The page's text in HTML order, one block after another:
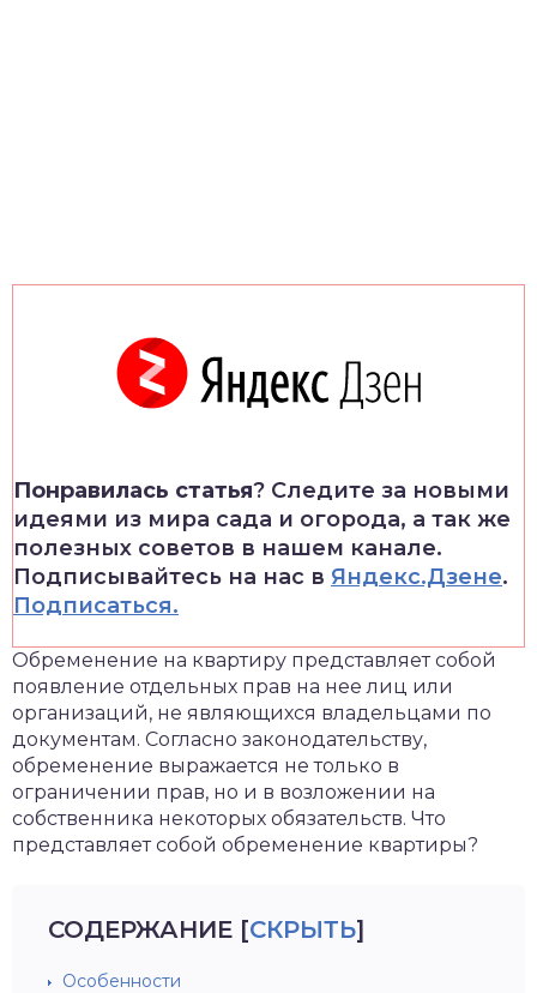
Понравилась статья? Следите за новыми
идеями из мира сада и огорода, а так же
полезных советов в нашем канале.
Подписывайтесь на нас в Яндекс.Дзене.
Подписаться.
Обременение на квартиру представляет собой
появление отдельных прав на нее лиц или
организаций, не являющихся владельцами по
документам. Согласно законодательству,
обременение выражается не только в
ограничении прав, но и в возложении на
собственника некоторых обязательств. Что
представляет собой обременение квартиры?
СОДЕРЖАНИЕ [СКРЫТЬ]
Особенности